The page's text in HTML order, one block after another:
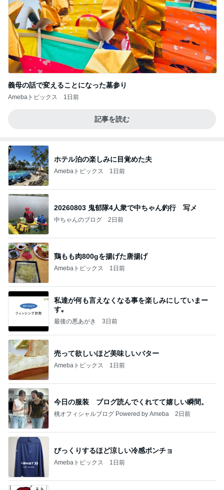
義母の話で変えることになった墓参り
Amebaトピックス 1日前
記事を読む
ホテル泊の楽しみに目覚めた夫
Amebaトピックス 1日前
20260803 鬼郁隊4人衆で中ちゃん釣行 写メ
中ちゃんのブログ 2日前
鶏もも肉800gを揚げた唐揚げ
Amebaトピックス 1日前
私達が何も言えなくなる事を楽しみにしていまー
す｡
最後の悪あがき 3日前
売って欲しいほど美味しいバター
Amebaトピックス 1日前
今日の服装 ブログ読んでくれてて嬉しい瞬間。
桃オフィシャルブログ Powered by Ameba 2日前
びっくりするほど涼しい冷感ポンチョ
Amebaトピックス 1日前